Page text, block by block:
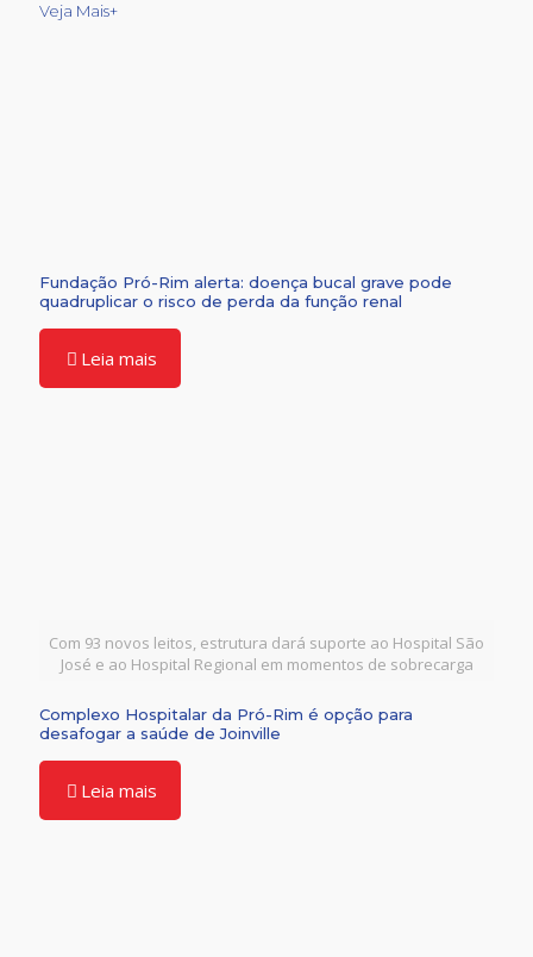
Veja Mais+
Fundação Pró-Rim alerta: doença bucal grave pode
quadruplicar o risco de perda da função renal
Leia mais
Com 93 novos leitos, estrutura dará suporte ao Hospital São
José e ao Hospital Regional em momentos de sobrecarga
Complexo Hospitalar da Pró-Rim é opção para
desafogar a saúde de Joinville
Leia mais